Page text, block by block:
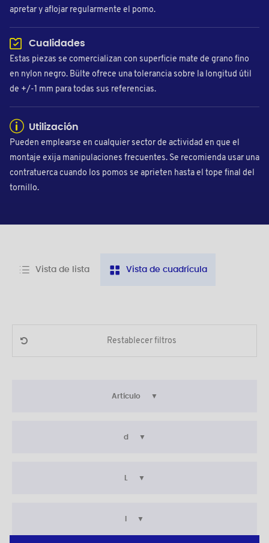
apretar y aflojar regularmente el pomo.
Cualidades
Estas piezas se comercializan con superficie mate de grano fino
en nylon negro. Bülte ofrece una tolerancia sobre la longitud útil
de +/-1 mm para todas sus referencias.
Utilización
Pueden emplearse en cualquier sector de actividad en que el
montaje exija manipulaciones frecuentes. Se recomienda usar una
contratuerca cuando los pomos se aprieten hasta el tope final del
tornillo.
Vista de lista Vista de cuadrícula
Restablecer filtros
Artículo
d
L